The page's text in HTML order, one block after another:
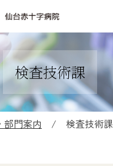
検査技術課
部門案内 / 検査技術課